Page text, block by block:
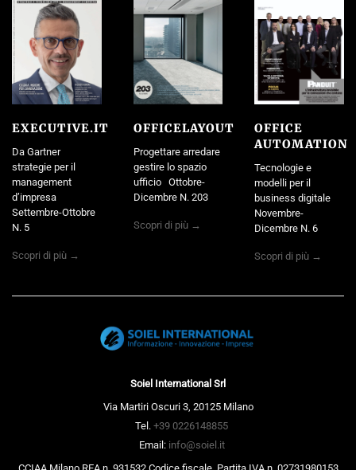
EXECUTIVE.IT
Da Gartner
strategie per il
management
d’impresa
Settembre-Ottobre
N. 5
Scopri di più →
OFFICELAYOUT
Progettare arredare
gestire lo spazio
ufficio Ottobre-
Dicembre N. 203
Scopri di più →
OFFICE
AUTOMATION
Tecnologie e
modelli per il
business digitale
Novembre-
Dicembre N. 6
Scopri di più →
Soiel International Srl
Via Martiri Oscuri 3, 20125 Milano
Tel. +39 0226148855
Email: info@soiel.it